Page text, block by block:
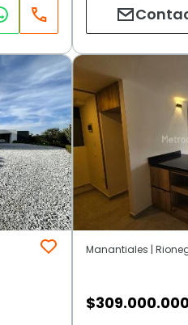
Manantiales |
$